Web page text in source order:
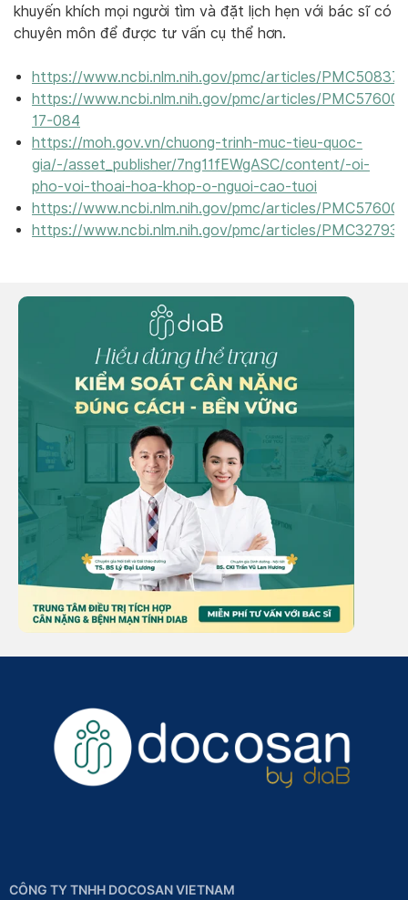
khuyến khích mọi người tìm và đặt lịch hẹn với bác sĩ có
chuyên môn để được tư vấn cụ thể hơn.
https://www.ncbi.nlm.nih.gov/pmc/articles/
https://www.ncbi.nlm.nih.gov/pmc/articles/
17-084
https://moh.gov.vn/chuong-trinh-muc-tieu-quoc-
gia/-/asset_publisher/7ng11fEWgASC/content/-oi-
pho-voi-thoai-hoa-khop-o-nguoi-cao-tuoi
https://www.ncbi.nlm.nih.gov/pmc/articles/
https://www.ncbi.nlm.nih.gov/pmc/articles/
CÔNG TY TNHH DOCOSAN VIETNAM